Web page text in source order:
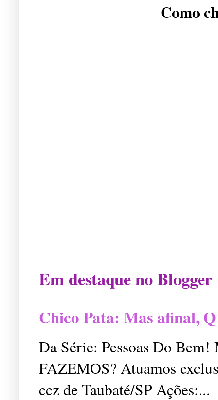
Como
Em destaque no Blogger
Chico Pata: Mas afinal,
Da Série: Pessoas Do
FAZEMOS? Atuamos
ccz de Taubaté/SP Ações:...